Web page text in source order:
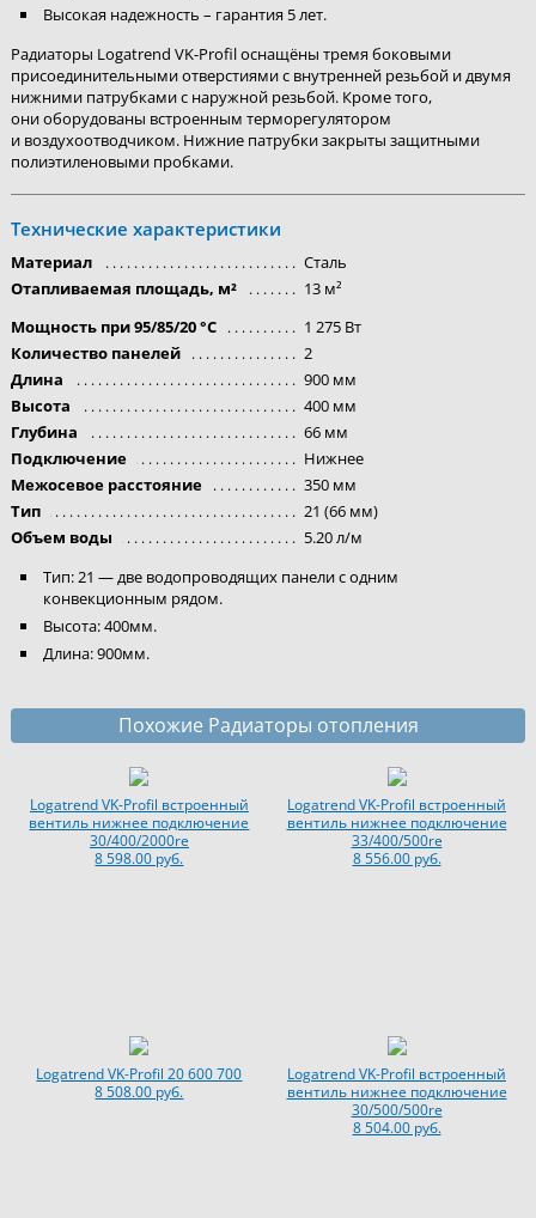
Высокая надежность – гарантия 5 лет.
Радиаторы Logatrend VK-Profil оснащёны тремя боковыми
присоединительными отверстиями с внутренней резьбой и двумя
нижними патрубками с наружной резьбой. Кроме того,
они оборудованы встроенным терморегулятором
и воздухоотводчиком. Нижние патрубки закрыты защитными
полиэтиленовыми пробками.
Технические характеристики
Материал
Сталь
Отапливаемая площадь, м²
13 м²
Мощность при 95/85/20 °C
1 275 Вт
Количество панелей
2
Длина
900 мм
Высота
400 мм
Глубина
66 мм
Подключение
Нижнее
Межосевое расстояние
350 мм
Тип
21 (66 мм)
Объем воды
5.20 л/м
Тип: 21 — две водопроводящих панели с одним
конвекционным рядом.
Высота: 400мм.
Длина: 900мм.
Похожие Радиаторы отопления
Logatrend VK-Profil встроенный
вентиль нижнее подключение
30/400/2000re
8 598.00 руб.
Logatrend VK-Profil встроенный
вентиль нижнее подключение
33/400/500re
8 556.00 руб.
Logatrend VK-Profil 20 600 700
8 508.00 руб.
Logatrend VK-Profil встроенный
вентиль нижнее подключение
30/500/500re
8 504.00 руб.